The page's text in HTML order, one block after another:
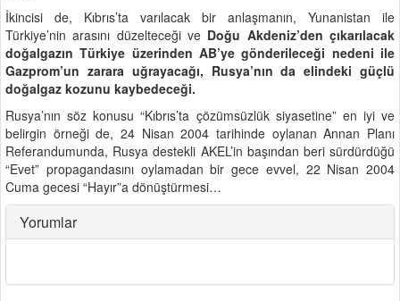
İkincisi de, Kıbrıs’ta varılacak bir anlaşmanın, Yunanistan ile
Türkiye’nin arasını düzelteceği ve Doğu Akdeniz’den çıkarılacak
doğalgazın Türkiye üzerinden AB’ye gönderileceği nedeni ile
Gazprom’un zarara uğrayacağı, Rusya’nın da elindeki güçlü
doğalgaz kozunu kaybedeceği.
Rusya’nın söz konusu “Kıbrıs’ta çözümsüzlük siyasetine” en iyi ve
belirgin örneği de, 24 Nisan 2004 tarihinde oylanan Annan Planı
Referandumunda, Rusya destekli AKEL’in başından beri sürdürdüğü
“Evet” propagandasını oylamadan bir gece evvel, 22 Nisan 2004
Cuma gecesi “Hayır”a dönüştürmesi…
Yorumlar